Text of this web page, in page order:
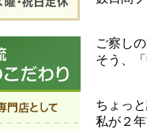
ご察し
そう、
ちょっ
私が２